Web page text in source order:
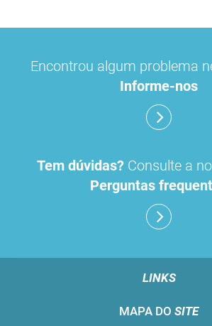
Encontrou algum problema
Informe-nos
Tem dúvidas? Consulte a
Perguntas
LINKS
MAPA DO SITE